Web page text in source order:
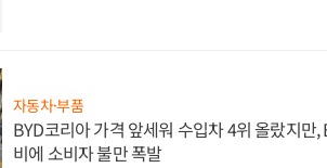
자동차·부품
BYD코리아 가격 앞세워 수입차 4위 올랐지만,
비에 소비자 불만 폭발